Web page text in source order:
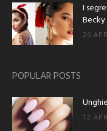
I
Becky
26
POPULAR POSTS
12